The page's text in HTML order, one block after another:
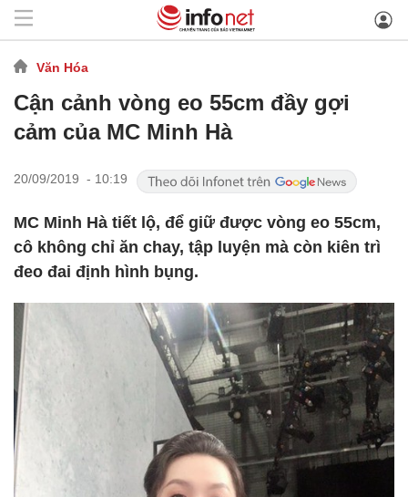
Văn Hóa
Cận cảnh vòng eo 55cm đầy gợi
cảm của MC Minh Hà
20/09/2019 - 10:19
MC Minh Hà tiết lộ, để giữ được vòng eo 55cm,
cô không chỉ ăn chay, tập luyện mà còn kiên trì
đeo đai định hình bụng.